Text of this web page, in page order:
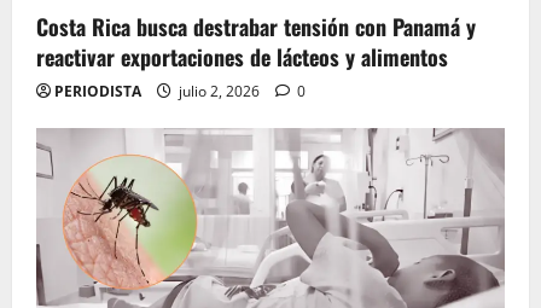
Costa Rica busca destrabar tensión con Panamá y
reactivar exportaciones de lácteos y alimentos
PERIODISTA julio 2, 2026 0